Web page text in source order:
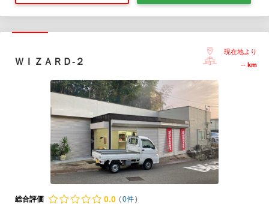
ＷＩＺＡＲＤ‐２
現在地より
-- km
総合評価 0.0 (0件)